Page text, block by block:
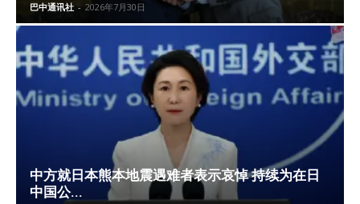
巴中通讯社 - 2026年7月30日
中方就日本熊本地震遇难者表示哀悼 持续为在日
中国公...